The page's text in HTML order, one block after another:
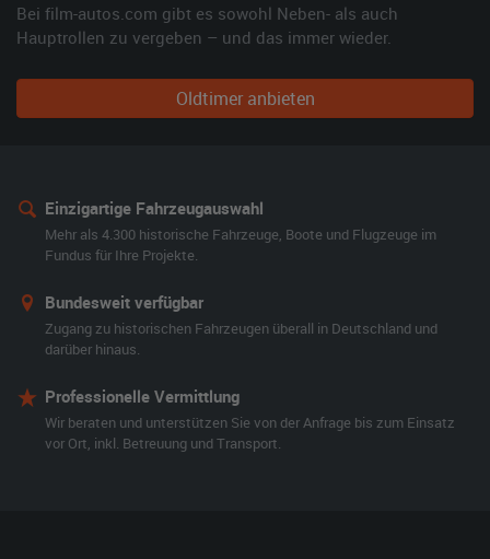
Bei film-autos.com gibt es sowohl Neben- als auch
Hauptrollen zu vergeben – und das immer wieder.
Oldtimer anbieten
Einzigartige Fahrzeugauswahl
Mehr als 4.300 historische Fahrzeuge, Boote und Flugzeuge im
Fundus für Ihre Projekte.
Bundesweit verfügbar
Zugang zu historischen Fahrzeugen überall in Deutschland und
darüber hinaus.
Professionelle Vermittlung
Wir beraten und unterstützen Sie von der Anfrage bis zum Einsatz
vor Ort, inkl. Betreuung und Transport.